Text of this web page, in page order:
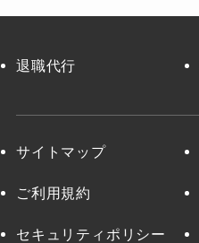
退職代行
サイトマップ
ご利用規約
セキュリティポリシー